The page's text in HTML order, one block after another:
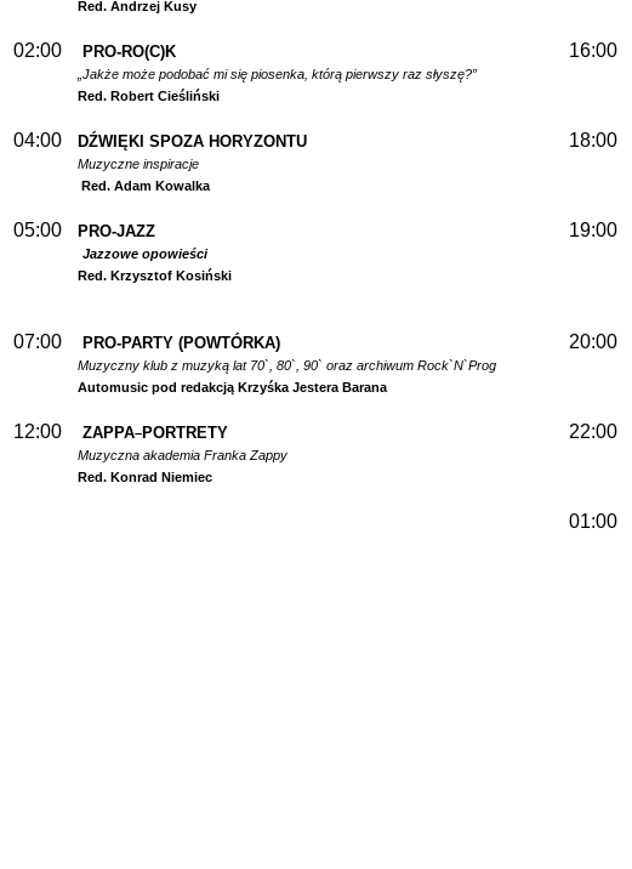
Red. Andrzej Kusy
02:00 PRO-RO(C)K
„Jakże może podobać mi się piosenka, którą pierwszy raz słyszę?”
Red. Robert Cieśliński
16:00
04:00 DŹWIĘKI SPOZA HORYZONTU
Muzyczne inspiracje
Red. Adam Kowalka
18:00
05:00 PRO-JAZZ
Jazzowe opowieści
Red. Krzysztof Kosiński
19:00
07:00 PRO-PARTY (POWTÓRKA)
Muzyczny klub z muzyką lat 70`, 80`, 90` oraz archiwum Rock`N`Prog
Automusic pod redakcją Krzyśka Jestera Barana
20:00
12:00 ZAPPA–PORTRETY
Muzyczna akademia Franka Zappy
Red. Konrad Niemiec
22:00
01:00